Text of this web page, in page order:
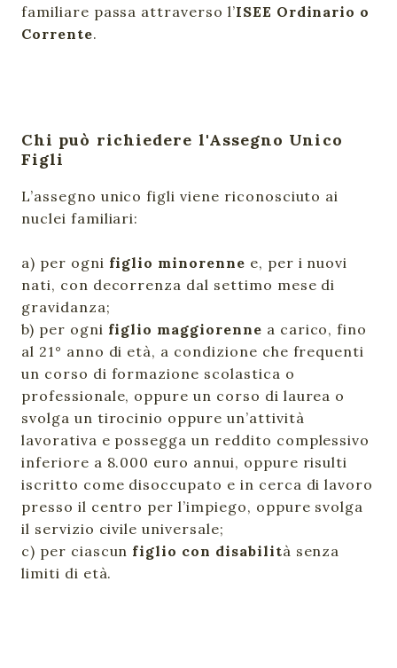
familiare passa attraverso l’ISEE Ordinario o
Corrente.
Chi può richiedere l'Assegno Unico
Figli
L’assegno unico figli viene riconosciuto ai
nuclei familiari:
a) per ogni figlio minorenne e, per i nuovi
nati, con decorrenza dal settimo mese di
gravidanza;
b) per ogni figlio maggiorenne a carico, fino
al 21° anno di età, a condizione che frequenti
un corso di formazione scolastica o
professionale, oppure un corso di laurea o
svolga un tirocinio oppure un’attività
lavorativa e possegga un reddito complessivo
inferiore a 8.000 euro annui, oppure risulti
iscritto come disoccupato e in cerca di lavoro
presso il centro per l’impiego, oppure svolga
il servizio civile universale;
c) per ciascun figlio con disabilità senza
limiti di età.